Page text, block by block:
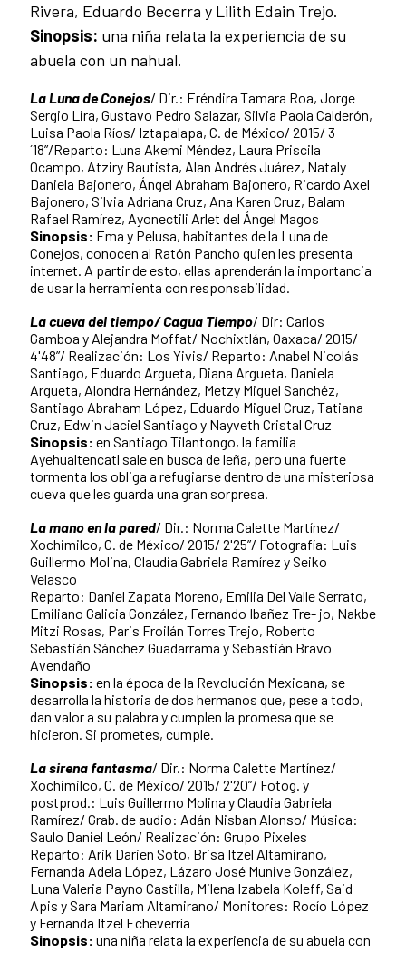
Rivera, Eduardo Becerra y Lilith Edain Trejo.
Sinopsis: una niña relata la experiencia de su
abuela con un nahual.
La Luna de Conejos/ Dir.: Eréndira Tamara Roa, Jorge
Sergio Lira, Gustavo Pedro Salazar, Silvia Paola Calderón,
Luisa Paola Ríos/ Iztapalapa, C. de México/ 2015/ 3
´18”/Reparto: Luna Akemi Méndez, Laura Priscila
Ocampo, Atziry Bautista, Alan Andrés Juárez, Nataly
Daniela Bajonero, Ángel Abraham Bajonero, Ricardo Axel
Bajonero, Silvia Adriana Cruz, Ana Karen Cruz, Balam
Rafael Ramírez, Ayonectili Arlet del Ángel Magos
Sinopsis: Ema y Pelusa, habitantes de la Luna de
Conejos, conocen al Ratón Pancho quien les presenta
internet. A partir de esto, ellas aprenderán la importancia
de usar la herramienta con responsabilidad.
La cueva del tiempo/ Cagua Tiempo/ Dir: Carlos
Gamboa y Alejandra Moffat/ Nochixtlán, Oaxaca/ 2015/
4'48”/ Realización: Los Yivis/ Reparto: Anabel Nicolás
Santiago, Eduardo Argueta, Diana Argueta, Daniela
Argueta, Alondra Hernández, Metzy Miguel Sanchéz,
Santiago Abraham López, Eduardo Miguel Cruz, Tatiana
Cruz, Edwin Jaciel Santiago y Nayveth Cristal Cruz
Sinopsis: en Santiago Tilantongo, la familia
Ayehualtencatl sale en busca de leña, pero una fuerte
tormenta los obliga a refugiarse dentro de una misteriosa
cueva que les guarda una gran sorpresa.
La mano en la pared/ Dir.: Norma Calette Martínez/
Xochimilco, C. de México/ 2015/ 2'25”/ Fotografía: Luis
Guillermo Molina, Claudia Gabriela Ramírez y Seiko
Velasco
Reparto: Daniel Zapata Moreno, Emilia Del Valle Serrato,
Emiliano Galicia González, Fernando Ibañez Tre- jo, Nakbe
Mitzi Rosas, Paris Froilán Torres Trejo, Roberto
Sebastián Sánchez Guadarrama y Sebastián Bravo
Avendaño
Sinopsis: en la época de la Revolución Mexicana, se
desarrolla la historia de dos hermanos que, pese a todo,
dan valor a su palabra y cumplen la promesa que se
hicieron. Si prometes, cumple.
La sirena fantasma/ Dir.: Norma Calette Martínez/
Xochimilco, C. de México/ 2015/ 2'20”/ Fotog. y
postprod.: Luis Guillermo Molina y Claudia Gabriela
Ramírez/ Grab. de audio: Adán Nisban Alonso/ Música:
Saulo Daniel León/ Realización: Grupo Pixeles
Reparto: Arik Darien Soto, Brisa Itzel Altamirano,
Fernanda Adela López, Lázaro José Munive González,
Luna Valeria Payno Castilla, Milena Izabela Koleff, Said
Apis y Sara Mariam Altamirano/ Monitores: Rocío López
y Fernanda Itzel Echeverría
Sinopsis: una niña relata la experiencia de su abuela con